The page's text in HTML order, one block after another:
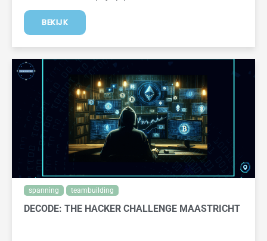
BEKIJK
spanning teambuilding
DECODE: THE HACKER CHALLENGE MAASTRICHT